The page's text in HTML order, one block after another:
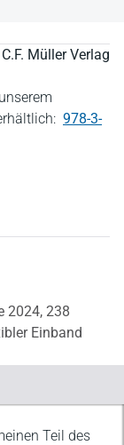
C.F. Müller Verlag
978-3-
2024, 238
Einband
Teil des